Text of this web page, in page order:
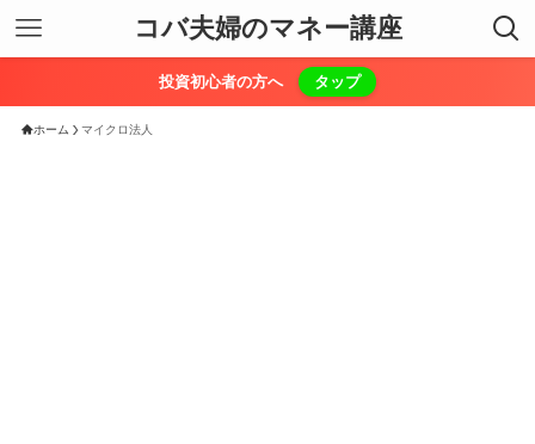
コバ夫婦のマネー講座
投資初心者の方へ タップ
ホーム マイクロ法人